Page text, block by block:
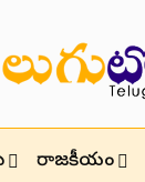
రాజకీయం